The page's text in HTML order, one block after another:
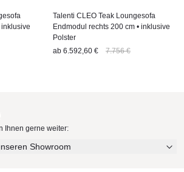
inklusive
Talenti CLEO Teak Loungesofa
Endmodul rechts 200 cm • inklusive
Polster
ab 6.592,60 € 7.756 €
Ihnen gerne weiter:
Showroom